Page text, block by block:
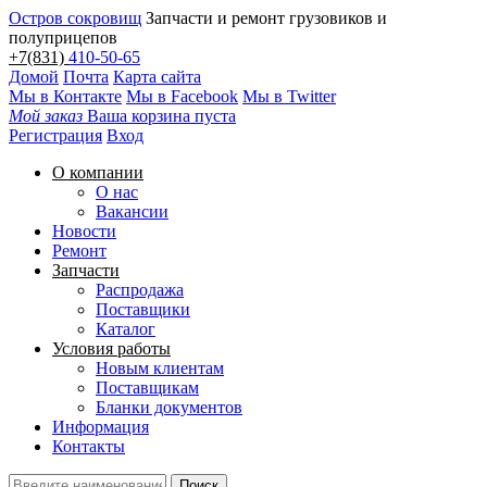
Остров сокровищ Запчасти и ремонт грузовиков и
полуприцепов
+7(831) 410-50-65
Домой Почта Карта сайта
Мы в Контакте Мы в Facebook Мы в Twitter
Мой заказ Ваша корзина пуста
Регистрация Вход
О компании
О нас
Вакансии
Новости
Ремонт
Запчасти
Распродажа
Поставщики
Каталог
Условия работы
Новым клиентам
Поставщикам
Бланки документов
Информация
Контакты